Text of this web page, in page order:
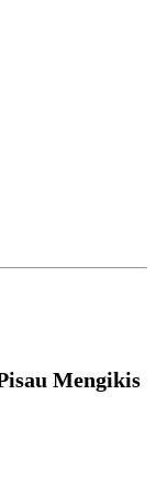
Mengikis